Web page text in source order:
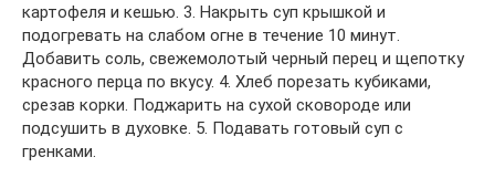
картофеля и кешью. 3. Накрыть суп крышкой и
подогревать на слабом огне в течение 10 минут.
Добавить соль, свежемолотый черный перец и щепотку
красного перца по вкусу. 4. Хлеб порезать кубиками,
срезав корки. Поджарить на сухой сковороде или
подсушить в духовке. 5. Подавать готовый суп с
гренками.